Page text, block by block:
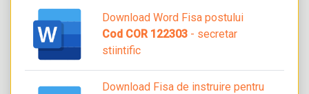
Download Word Fisa postului
Cod COR 122303 - secretar
stiintific
Download Fisa de instruire pentru